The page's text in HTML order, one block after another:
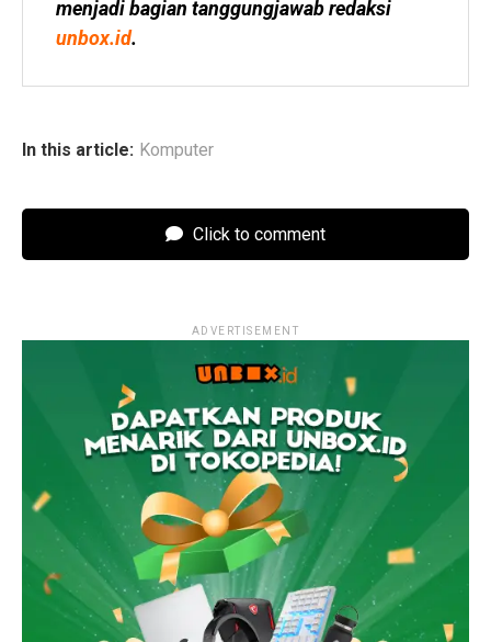
unbox.id.
In this article: Komputer
Click to comment
ADVERTISEMENT